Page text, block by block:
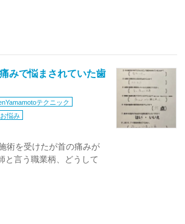
みで悩まされていた歯
テクニック
悩み
術を受けたが首の痛みが
言う職業柄、どうして